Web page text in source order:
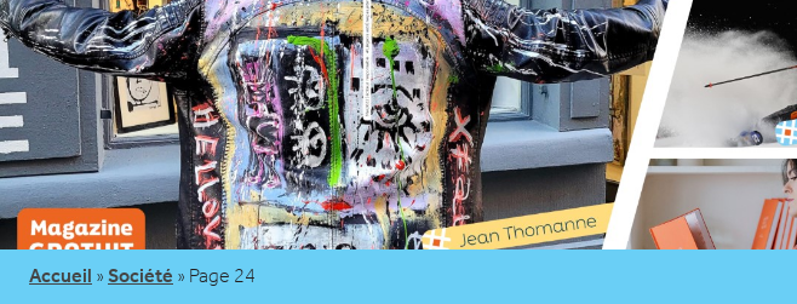
Accueil » Société » Page 24